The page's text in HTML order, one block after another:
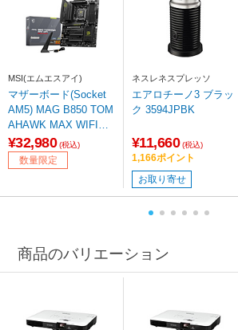
MSI(エムエスアイ)
マザーボード(Socket
AM5) MAG B850 TOM
AHAWK MAX WIFI
［ATX］ 【sof001】
¥32,980 (税込)
数量限定
ネスレネスプレッソ
エアロチーノ3 ブラッ
ク 3594JPBK
¥11,660 (税込)
1,166ポイント
お取り寄せ
商品のバリエーション